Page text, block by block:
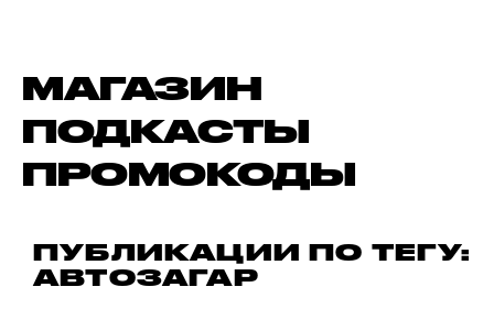
МАГАЗИН
ПОДКАСТЫ
ПРОМОКОДЫ
ПУБЛИКАЦИИ ПО ТЕГУ:
АВТОЗАГАР